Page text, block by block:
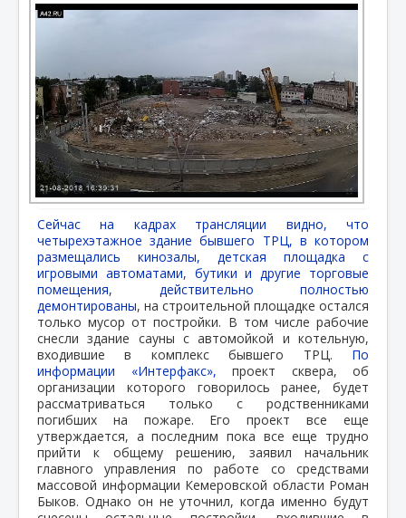
Сейчас на кадрах трансляции видно, что
четырехэтажное здание бывшего ТРЦ, в котором
размещались кинозалы, детская площадка с
игровыми автоматами, бутики и другие торговые
помещения, действительно полностью
демонтированы, на строительной площадке остался
только мусор от постройки. В том числе рабочие
снесли здание сауны с автомойкой и котельную,
входившие в комплекс бывшего ТРЦ. По
информации «Интерфакс», проект сквера, об
организации которого говорилось ранее, будет
рассматриваться только с родственниками
погибших на пожаре. Его проект все еще
утверждается, а последним пока все еще трудно
прийти к общему решению, заявил начальник
главного управления по работе со средствами
массовой информации Кемеровской области Роман
Быков. Однако он не уточнил, когда именно будут